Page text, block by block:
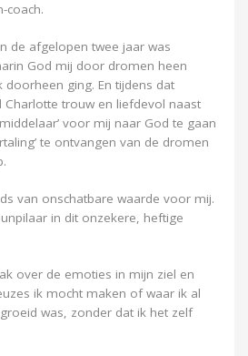
coach.
de afgelopen twee jaar was
God mij door dromen heen
doorheen ging. En tijdens dat
Charlotte trouw en liefdevol naast
voor mij naar God te gaan
te ontvangen van de dromen
van onschatbare waarde voor mij.
in dit onzekere, heftige
over de emoties in mijn ziel en
ik mocht maken of waar ik al
was, zonder dat ik het zelf